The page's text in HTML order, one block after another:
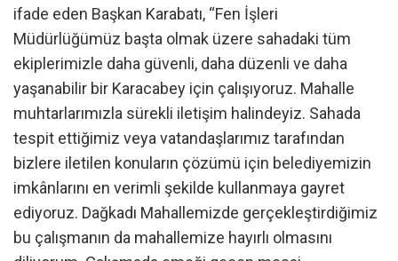
ifade eden Başkan Karabatı, “Fen İşleri
Müdürlüğümüz başta olmak üzere sahadaki tüm
ekiplerimizle daha güvenli, daha düzenli ve daha
yaşanabilir bir Karacabey için çalışıyoruz. Mahalle
muhtarlarımızla sürekli iletişim halindeyiz. Sahada
tespit ettiğimiz veya vatandaşlarımız tarafından
bizlere iletilen konuların çözümü için belediyemizin
imkânlarını en verimli şekilde kullanmaya gayret
ediyoruz. Dağkadı Mahallemizde gerçekleştirdiğimiz
bu çalışmanın da mahallemize hayırlı olmasını